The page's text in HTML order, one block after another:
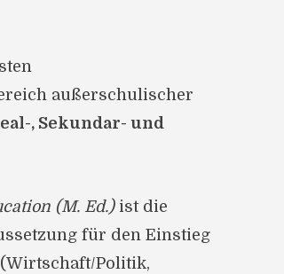
außerschulischer
, Sekundar- und
(M. Ed.)ist die
für den Einstieg
Politik,